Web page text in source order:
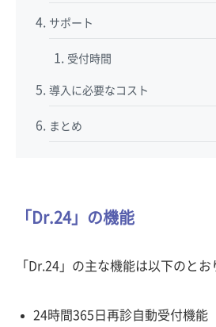
サポート
受付時間
導入に必要なコスト
まとめ
「Dr.24」の機能
「Dr.24」の主な機能は以下のとお
24時間365日再診自動受付機能